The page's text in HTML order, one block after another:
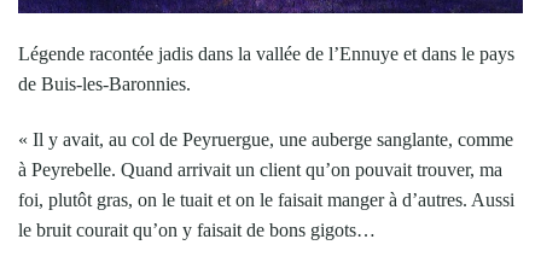
Légende racontée jadis dans la vallée de l’Ennuye et dans le pays
de Buis-les-Baronnies.
« Il y avait, au col de Peyruergue, une auberge sanglante, comme
à Peyrebelle. Quand arrivait un client qu’on pouvait trouver, ma
foi, plutôt gras, on le tuait et on le faisait manger à d’autres. Aussi
le bruit courait qu’on y faisait de bons gigots…